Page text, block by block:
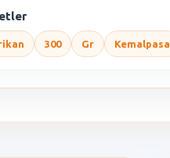
300 Gr Kemalpasa